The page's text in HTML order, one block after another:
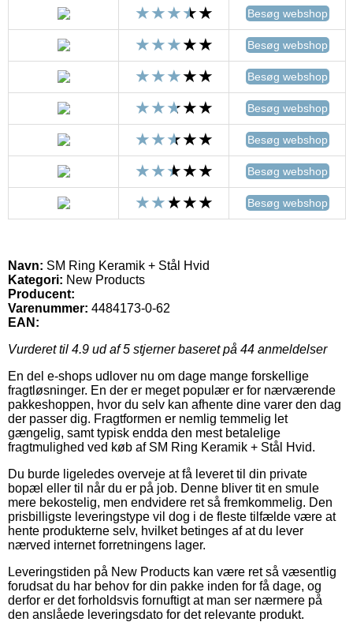
Besøg webshop
Besøg webshop
Besøg webshop
Besøg webshop
Besøg webshop
Besøg webshop
Besøg webshop
Navn: SM Ring Keramik + Stål Hvid
Kategori: New Products
Producent:
Varenummer: 4484173-0-62
EAN:
Vurderet til 4.9 ud af 5 stjerner baseret på 44 anmeldelser
En del e-shops udlover nu om dage mange forskellige
fragtløsninger. En der er meget populær er for nærværende
pakkeshoppen, hvor du selv kan afhente dine varer den dag
der passer dig. Fragtformen er nemlig temmelig let
gængelig, samt typisk endda den mest betalelige
fragtmulighed ved køb af SM Ring Keramik + Stål Hvid.
Du burde ligeledes overveje at få leveret til din private
bopæl eller til når du er på job. Denne bliver tit en smule
mere bekostelig, men endvidere ret så fremkommelig. Den
prisbilligste leveringstype vil dog i de fleste tilfælde være at
hente produkterne selv, hvilket betinges af at du lever
nærved internet forretningens lager.
Leveringstiden på New Products kan være ret så væsentlig
forudsat du har behov for din pakke inden for få dage, og
derfor er det forholdsvis fornuftigt at man ser nærmere på
den anslåede leveringsdato for det relevante produkt.